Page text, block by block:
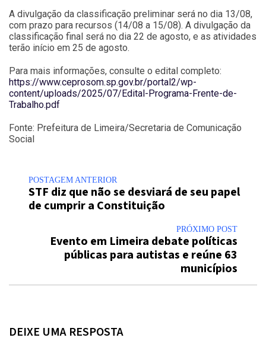
A divulgação da classificação preliminar será no dia 13/08,
com prazo para recursos (14/08 a 15/08). A divulgação da
classificação final será no dia 22 de agosto, e as atividades
terão início em 25 de agosto.
Para mais informações, consulte o edital completo:
https://www.ceprosom.sp.gov.br/portal2/wp-
content/uploads/2025/07/Edital-Programa-Frente-de-
Trabalho.pdf
Fonte: Prefeitura de Limeira/Secretaria de Comunicação
Social
POSTAGEM ANTERIOR
STF diz que não se desviará de seu papel
de cumprir a Constituição
PRÓXIMO POST
Evento em Limeira debate políticas
públicas para autistas e reúne 63
municípios
DEIXE UMA RESPOSTA